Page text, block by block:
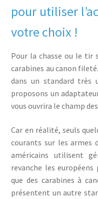
pour utiliser
votre choix !
Pour la chasse ou le tir
carabines au canon
dans un standard très
proposons un
vous ouvrira le champ
Car en réalité, seuls
courants sur les armes
américains utilisent
revanche les
que des carabines à
présentent un autre